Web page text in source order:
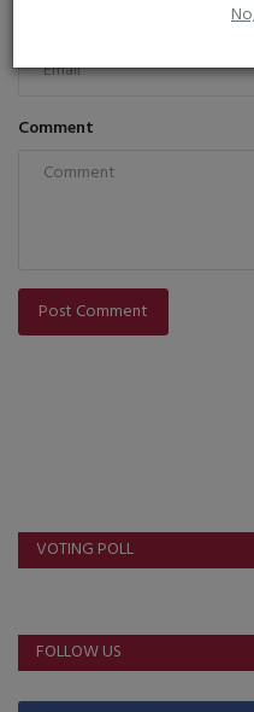
Comment
Post Comment
VOTING POLL
FOLLOW US